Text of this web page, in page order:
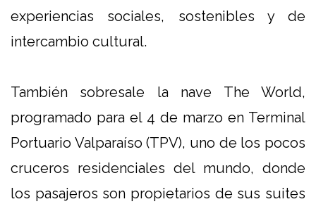
experiencias sociales, sostenibles y de
intercambio cultural.
También sobresale la nave The World,
programado para el 4 de marzo en Terminal
Portuario Valparaíso (TPV), uno de los pocos
cruceros residenciales del mundo, donde
los pasajeros son propietarios de sus suites